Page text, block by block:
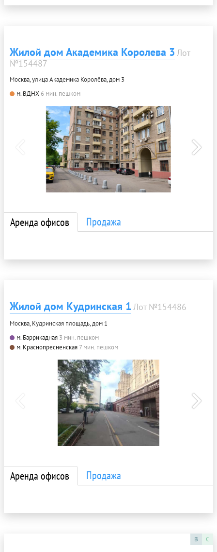
Жилой дом Академика Королева 3 Лот
№154487
Москва, улица Академика Королёва, дом 3
м. ВДНХ 6 мин. пешком
Аренда офисов Продажа
Жилой дом Кудринская 1 Лот №154486
Москва, Кудринская площадь, дом 1
м. Баррикадная 3 мин. пешком
м. Краснопресненская 7 мин. пешком
Аренда офисов Продажа
B C